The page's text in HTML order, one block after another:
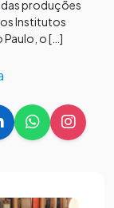
produções
Institutos
Paulo, o […]